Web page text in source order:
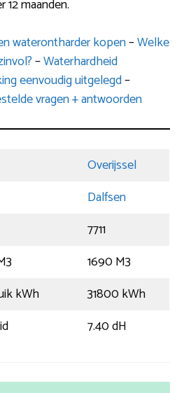
maanden.
waterontharder kopen–Welke
–Waterhardheid
eenvoudig uitgelegd–
vragen + antwoorden
Overijssel
Dalfsen
7711
1690 M3
kWh
31800 kWh
7.40 dH